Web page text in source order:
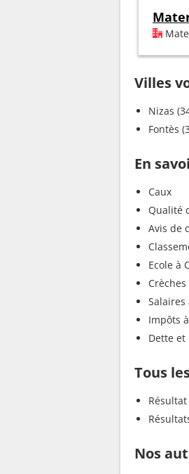
Villes
Nizas
Fontès
En
Caux
Qualité
Avis de
Ecole à
Crèches
Salaires
Impôts
Dette et
Tous
Nos